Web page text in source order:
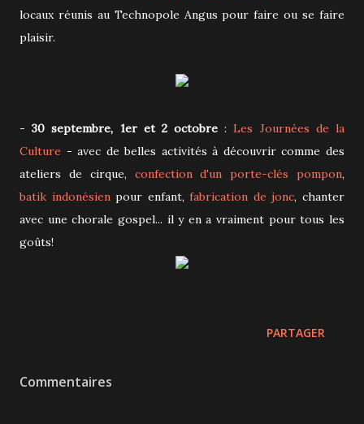
locaux réunis au Technopole Angus pour faire ou se faire
plaisir.
-30 septembre, 1er et 2 octobre :Les Journées de la
Culture - avec de belles activités à découvrir comme des
ateliers de cirque, confection d'un porte-clés pompon,
batik indonésienpour enfant,fabrication de jonc, chanter
avec une chorale gospel... il y en a vraiment pour tous les
goûts!
PARTAGER
Commentaires